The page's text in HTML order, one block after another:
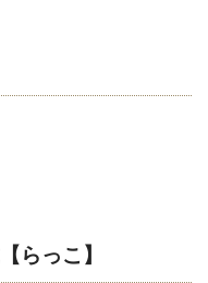
らっこ】